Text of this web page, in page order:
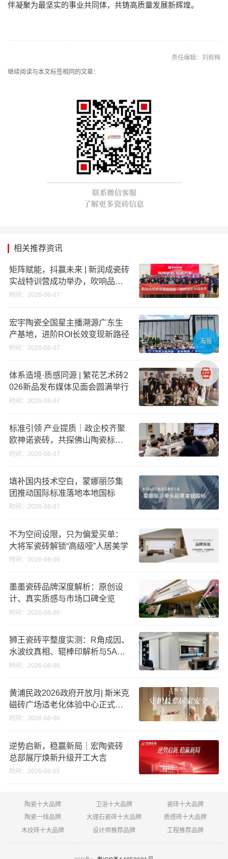
伴凝聚为最坚实的事业共同体，共铸高质量发展新辉煌。
责任编辑：刘观梅
继续阅读与本文标签相同的文章：
相关推荐资讯
矩阵赋能，抖赢未来 | 新润成瓷砖
实战特训营成功举办，吹响品牌
秋季营销冲锋号！
时间：2026-08-07
宏宇陶瓷全国星主播溯源广东生
产基地，进阶ROI长效变现新路径
时间：2026-08-07
体系造境·质感同源 | 繁花艺术砖2
026新品发布媒体见面会圆满举行
时间：2026-08-07
标准引领 产业提质｜政企校齐聚
欧神诺瓷砖，共探佛山陶瓷标准
化发展新路径
时间：2026-08-07
填补国内技术空白，蒙娜丽莎集
团推动国际标准落地本地国标
时间：2026-08-07
不为空间设限，只为偏爱买单：
大将军瓷砖解锁“高级哑”人居美学
时间：2026-08-06
墨墨瓷砖品牌深度解析：原创设
计、真实质感与市场口碑全览
时间：2026-08-06
狮王瓷砖平整度实测：R角成因、
水波纹真相、辊棒印解析与5A标
准选购指南
时间：2026-08-06
黄浦民政2026政府开放月| 斯米克
磁砖广场适老化体验中心正式亮
相
时间：2026-08-06
逆势启新，稳赢新局｜宏陶瓷砖
总部展厅焕新升级开工大吉
时间：2026-08-05
陶瓷十大品牌 卫浴十大品牌
瓷砖十大品牌
陶瓷一线品牌
大理石瓷砖十大品牌
质感砖十大品牌
木纹砖十大品牌
设计师推荐品牌 工程推荐品牌
海报